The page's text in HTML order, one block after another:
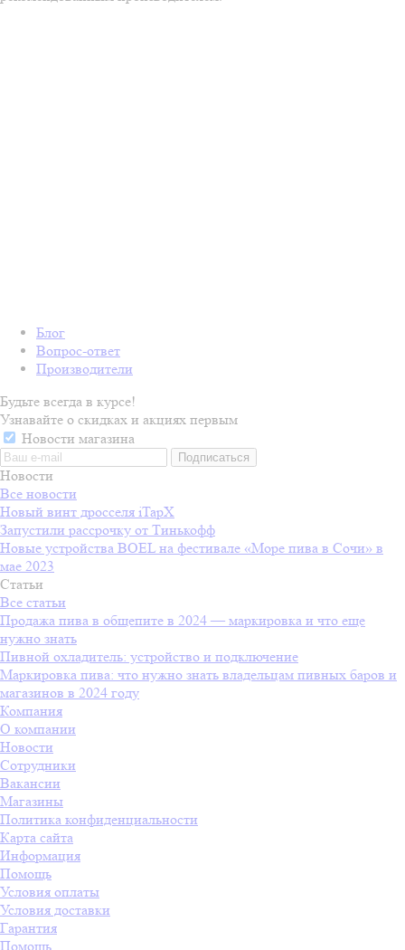
Блог
Вопрос-ответ
Производители
Будьте всегда в курсе!
Узнавайте о скидках и акциях первым
Новости магазина
Новости
Все новости
Новый винт дросселя iTapX
Запустили рассрочку от Тинькофф
Новые устройства BOEL на фестивале «Море пива в Сочи» в
мае 2023
Статьи
Все статьи
Продажа пива в общепите в 2024 — маркировка и что еще
нужно знать
Пивной охладитель: устройство и подключение
Маркировка пива: что нужно знать владельцам пивных баров и
магазинов в 2024 году
Компания
О компании
Новости
Сотрудники
Вакансии
Магазины
Политика конфиденциальности
Карта сайта
Информация
Помощь
Условия оплаты
Условия доставки
Гарантия
Помощь